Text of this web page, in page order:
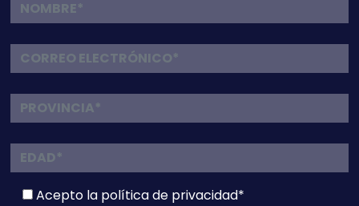
Acepto la política de privacidad*